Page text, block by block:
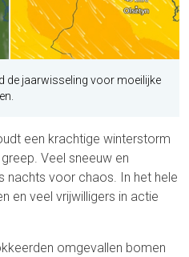
de jaarwisseling voor moeilijke
een krachtige winterstorm
Veel sneeuw en
nachts voor chaos. In het hele
en veel vrijwilligers in actie
omgevallen bomen